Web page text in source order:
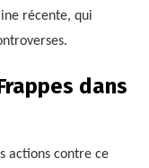
récente, qui
dans
actions contre ce